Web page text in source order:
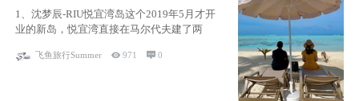
1、沈梦辰-RIU悦宜湾岛这个2019年5月才开
业的新岛，悦宜湾直接在马尔代夫建了两
飞鱼旅行Summer 971 0